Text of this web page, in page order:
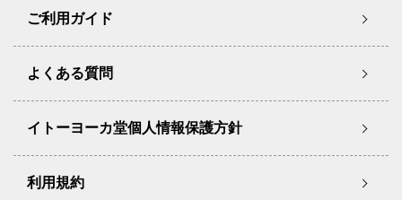
ご利用ガイド
よくある質問
イトーヨーカ堂個人情報保護方針
利用規約